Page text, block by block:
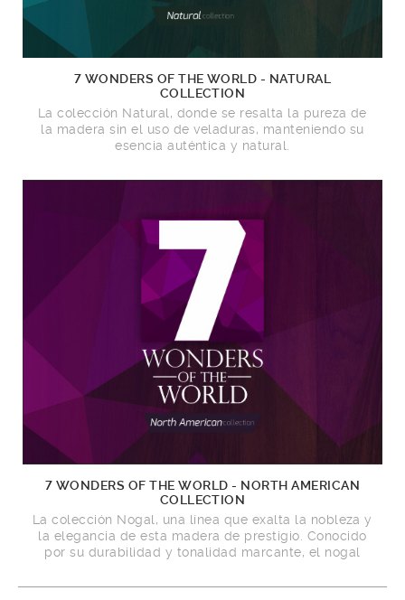
7 WONDERS OF THE WORLD - NATURAL
COLLECTION
La colección Natural, donde se resalta la pureza de
la madera sin el uso de veladuras, manteniendo su
esencia auténtica y natural.
7 WONDERS OF THE WORLD - NORTH AMERICAN
COLLECTION
La colección Nogal, una línea que exalta la nobleza y
la elegancia de esta madera de prestigio. Conocido
por su durabilidad y tonalidad marcante, el nogal
ambiente en un espacio sofisticado.